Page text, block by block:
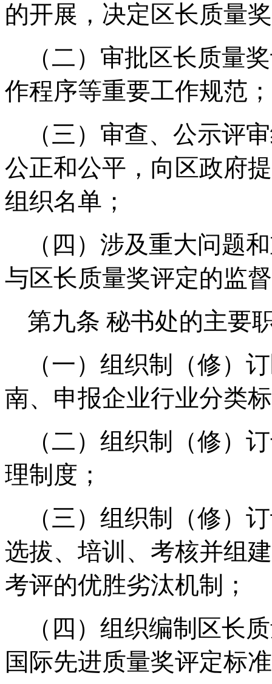
的开展，决定区长质量
（二）审批区长质量
作程序等重要工作规范；
（三）审查、公示评
公正和公平，向区政府
组织名单；
（四）涉及重大问题
与区长质量奖评定的监
第九条 秘书处的主要
（一）组织制（修）
南、申报企业行业分类
（二）组织制（修）
理制度；
（三）组织制（修）
选拔、培训、考核并组
考评的优胜劣汰机制；
（四）组织编制区长
国际先进质量奖评定标